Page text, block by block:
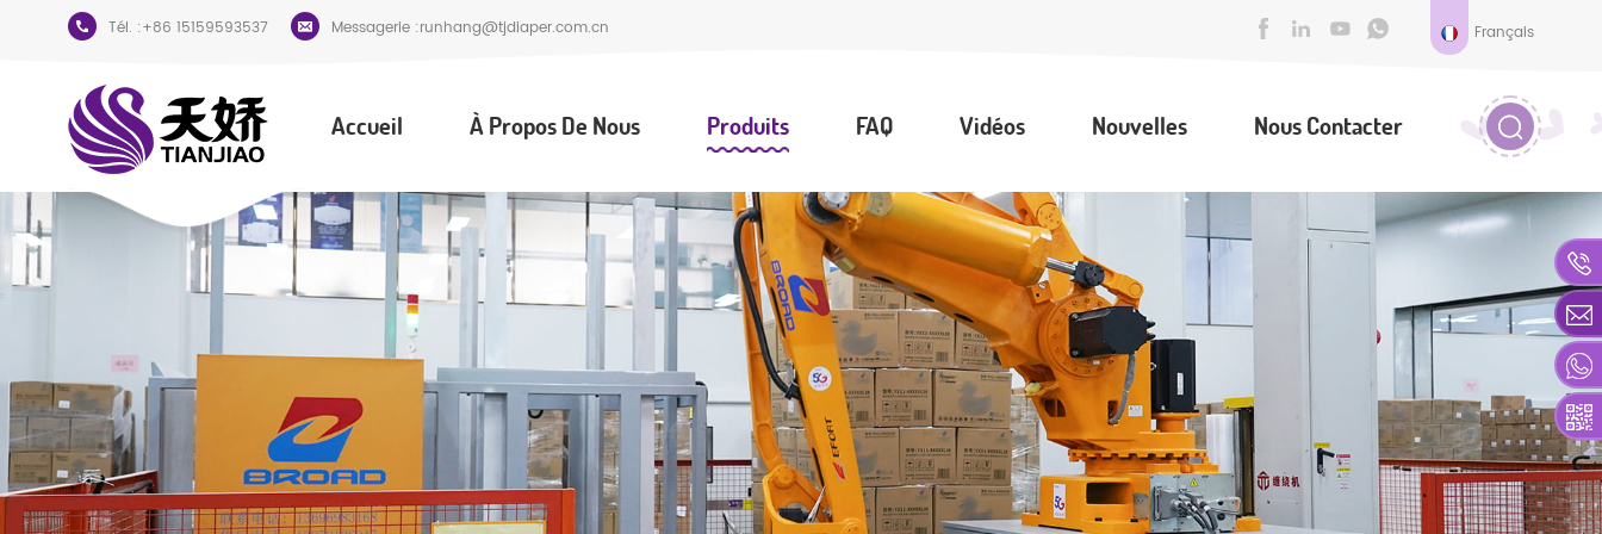
Tél. :+86 15159593537 Messagerie :runhang@tjdiaper.com.cn Français
Accueil À Propos De Nous Produits FAQ Vidéos Nouvelles Nous Contacter